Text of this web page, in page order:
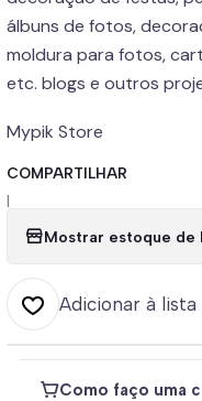
álbuns de fotos,
moldura para fotos,
etc. blogs e outros
Mypik Store
COMPARTILHAR
|
Mostrar estoque de
Adicionar à
Como faço uma